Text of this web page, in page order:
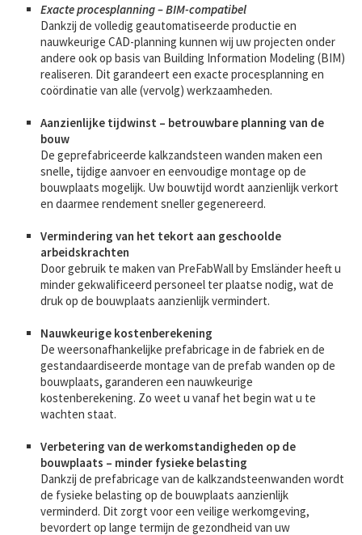
Exacte procesplanning – BIM-compatibel
Dankzij de volledig geautomatiseerde productie en
nauwkeurige CAD-planning kunnen wij uw projecten onder
andere ook op basis van Building Information Modeling (BIM)
realiseren. Dit garandeert een exacte procesplanning en
coördinatie van alle (vervolg) werkzaamheden.
Aanzienlijke tijdwinst – betrouwbare planning van de
bouw
De geprefabriceerde kalkzandsteen wanden maken een
snelle, tijdige aanvoer en eenvoudige montage op de
bouwplaats mogelijk. Uw bouwtijd wordt aanzienlijk verkort
en daarmee rendement sneller gegenereerd.
Vermindering van het tekort aan geschoolde
arbeidskrachten
Door gebruik te maken van PreFabWall by Emsländer heeft u
minder gekwalificeerd personeel ter plaatse nodig, wat de
druk op de bouwplaats aanzienlijk vermindert.
Nauwkeurige kostenberekening
De weersonafhankelijke prefabricage in de fabriek en de
gestandaardiseerde montage van de prefab wanden op de
bouwplaats, garanderen een nauwkeurige
kostenberekening. Zo weet u vanaf het begin wat u te
wachten staat.
Verbetering van de werkomstandigheden op de
bouwplaats – minder fysieke belasting
Dankzij de prefabricage van de kalkzandsteenwanden wordt
de fysieke belasting op de bouwplaats aanzienlijk
verminderd. Dit zorgt voor een veilige werkomgeving,
bevordert op lange termijn de gezondheid van uw